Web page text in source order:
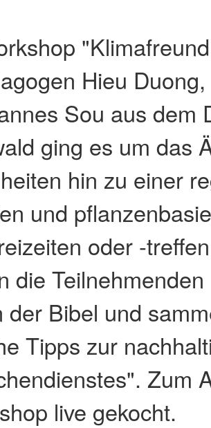
Hieu
Sou aus dem
ging es um das
hin zu einer
und
oder -
die
der Bibel und
Tipps zur
Zum
live gekocht.